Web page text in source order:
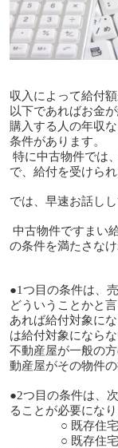
収入によって給付
以下であればお金
購入する人の年収
条件があります。
特に中古物件では
で、給付を受けら
では、早速お話しし
中古物件ですまい
の条件を満たさなけ
●1つ目の条件は、
どういうことかと
あれば給付対象に
は給付対象になら
不動産屋が一般の
動産屋がその物件
●2つ目の条件は、
ることが必要になり
○ 既存住
○ 既存住